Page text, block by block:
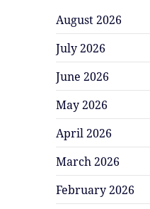
August 2026
July 2026
June 2026
May 2026
April 2026
March 2026
February 2026